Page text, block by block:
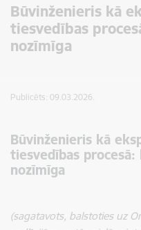
Būvinženieris kā
tiesvedības
nozīmīga
Publicēts: 09.03.2026.
Būvinženieris kā
tiesvedības
nozīmīga
(sagatavots, balstoties uz